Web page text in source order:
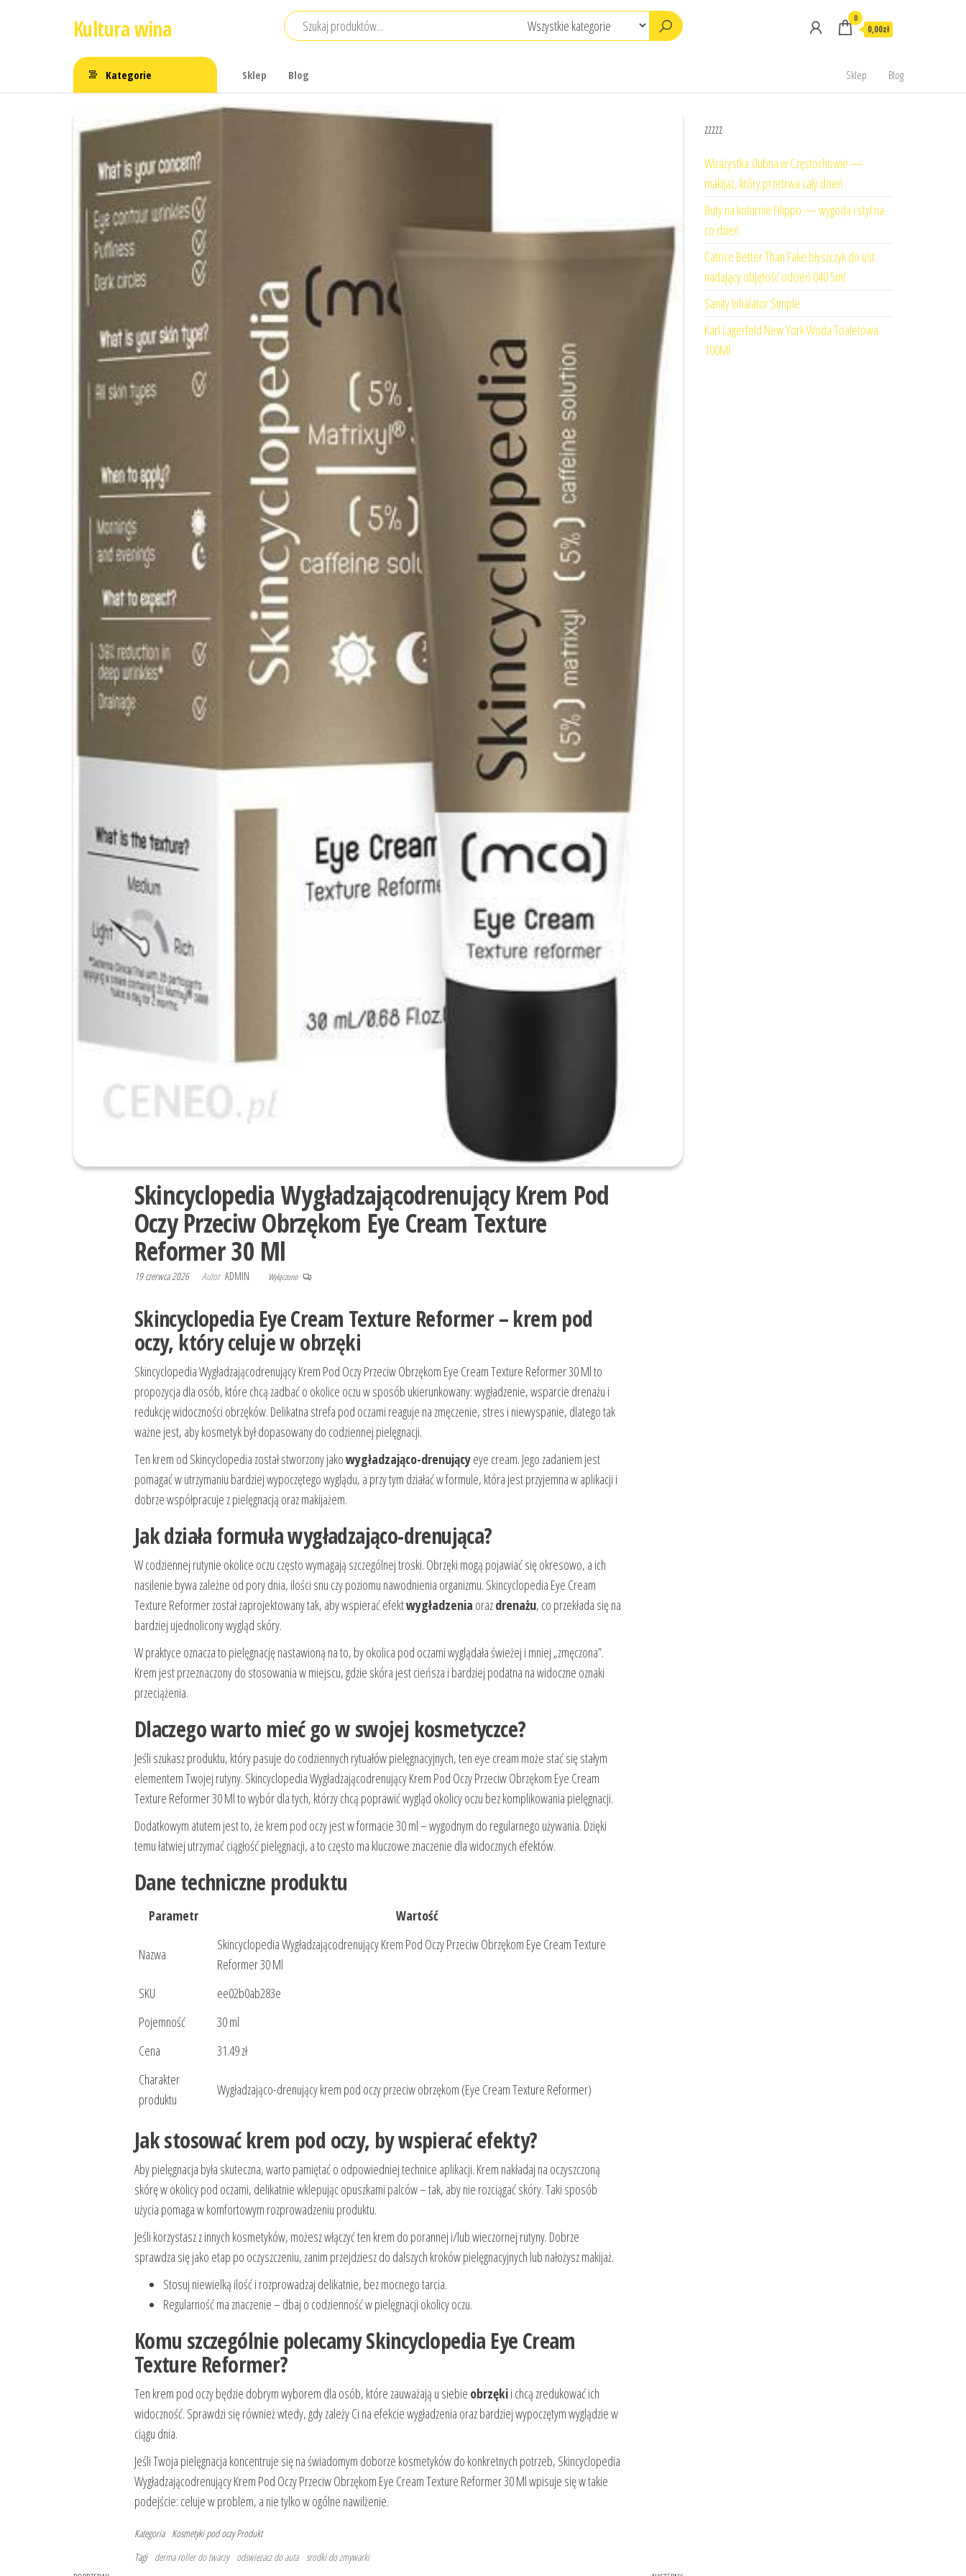
Kultura wina 0
0,00zł
Kategorie Sklep Blog Sklep Blog
Skincyclopedia Wygładzającodrenujący Krem ​​Pod
Oczy Przeciw Obrzękom Eye Cream Texture
Reformer 30 Ml
19 czerwca 2026 Autor ADMIN Wyłączono
Skincyclopedia Eye Cream Texture Reformer – krem pod
oczy, który celuje w obrzęki
Skincyclopedia Wygładzającodrenujący Krem ​​Pod Oczy Przeciw Obrzękom Eye Cream Texture Reformer 30 Ml to
propozycja dla osób, które chcą zadbać o okolice oczu w sposób ukierunkowany: wygładzenie, wsparcie drenażu i
redukcję widoczności obrzęków. Delikatna strefa pod oczami reaguje na zmęczenie, stres i niewyspanie, dlatego tak
ważne jest, aby kosmetyk był dopasowany do codziennej pielęgnacji.
Ten krem od Skincyclopedia został stworzony jakowygładzająco-drenującyeye cream. Jego zadaniem jest
pomagać w utrzymaniu bardziej wypoczętego wyglądu, a przy tym działać w formule, która jest przyjemna w aplikacji i
dobrze współpracuje z pielęgnacją oraz makijażem.
Jak działa formuła wygładzająco-drenująca?
W codziennej rutynie okolice oczu często wymagają szczególnej troski. Obrzęki mogą pojawiać się okresowo, a ich
nasilenie bywa zależne od pory dnia, ilości snu czy poziomu nawodnienia organizmu. Skincyclopedia Eye Cream
Texture Reformer został zaprojektowany tak, aby wspierać efektwygładzenia orazdrenażu, co przekłada się na
bardziej ujednolicony wygląd skóry.
W praktyce oznacza to pielęgnację nastawioną na to, by okolica pod oczami wyglądała świeżej i mniej „zmęczona”.
Krem jest przeznaczony do stosowania w miejscu, gdzie skóra jest cieńsza i bardziej podatna na widoczne oznaki
przeciążenia.
Dlaczego warto mieć go w swojej kosmetyczce?
Jeśli szukasz produktu, który pasuje do codziennych rytuałów pielęgnacyjnych, ten eye cream może stać się stałym
elementem Twojej rutyny. Skincyclopedia Wygładzającodrenujący Krem ​​Pod Oczy Przeciw Obrzękom Eye Cream
Texture Reformer 30 Ml to wybór dla tych, którzy chcą poprawić wygląd okolicy oczu bez komplikowania pielęgnacji.
Dodatkowym atutem jest to, że krem pod oczy jest w formacie 30 ml – wygodnym do regularnego używania. Dzięki
temu łatwiej utrzymać ciągłość pielęgnacji, a to często ma kluczowe znaczenie dla widocznych efektów.
Dane techniczne produktu
Parametr Wartość
Nazwa
Skincyclopedia Wygładzającodrenujący Krem ​​Pod Oczy Przeciw Obrzękom Eye Cream Texture
Reformer 30 Ml
SKU
ee02b0ab283e
Pojemność
30 ml
Cena
31.49 zł
Charakter
produktu
Wygładzająco-drenujący krem pod oczy przeciw obrzękom (Eye Cream Texture Reformer)
Jak stosować krem pod oczy, by wspierać efekty?
Aby pielęgnacja była skuteczna, warto pamiętać o odpowiedniej technice aplikacji. Krem nakładaj na oczyszczoną
skórę w okolicy pod oczami, delikatnie wklepując opuszkami palców – tak, aby nie rozciągać skóry. Taki sposób
użycia pomaga w komfortowym rozprowadzeniu produktu.
Jeśli korzystasz z innych kosmetyków, możesz włączyć ten krem do porannej i/lub wieczornej rutyny. Dobrze
sprawdza się jako etap po oczyszczeniu, zanim przejdziesz do dalszych kroków pielęgnacyjnych lub nałożysz makijaż.
Stosuj niewielką ilość i rozprowadzaj delikatnie, bez mocnego tarcia.
Regularność ma znaczenie – dbaj o codzienność w pielęgnacji okolicy oczu.
Komu szczególnie polecamy Skincyclopedia Eye Cream
Texture Reformer?
Ten krem pod oczy będzie dobrym wyborem dla osób, które zauważają u siebie obrzękii chcą zredukować ich
widoczność. Sprawdzi się również wtedy, gdy zależy Ci na efekcie wygładzenia oraz bardziej wypoczętym wyglądzie w
ciągu dnia.
Jeśli Twoja pielęgnacja koncentruje się na świadomym doborze kosmetyków do konkretnych potrzeb, Skincyclopedia
Wygładzającodrenujący Krem ​​Pod Oczy Przeciw Obrzękom Eye Cream Texture Reformer 30 Ml wpisuje się w takie
podejście: celuje w problem, a nie tylko w ogólne nawilżenie.
Kategoria Kosmetyki pod oczy Produkt
Tagi derma roller do twarzy odswiezacz do auta srodki do zmywarki
zzzzz
Wizażystka ślubna w Częstochowie —
makijaż, który przetrwa cały dzień
Buty na koturnie Filippo — wygoda i styl na
co dzień
Catrice Better Than Fake błyszczyk do ust
nadający objętość odcień 040 5ml
Sanity Inhalator Simple
Karl Lagerfeld New York Woda Toaletowa
100Ml